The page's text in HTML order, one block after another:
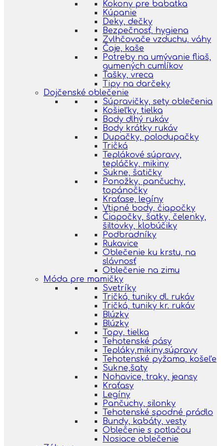
Kokony pre babatka
Kúpanie
Deky, dečky
Bezpečnosť, hygiena
Zvlhčovače vzduchu, váhy
Čaje, kaše
Potreby na umývanie fliaš,
gumených cumlíkov
Tašky, vreca
Tipy na darčeky
Dojčenské oblečenie
Súpravičky, sety oblečenia
Košieľky, tielka
Body dlhý rukáv
Body krátky rukáv
Dupačky, polodupačky
Tričká
Teplákové súpravy,
tepláčky, mikiny
Sukne, šatičky
Ponožky, pančuchy,
topánočky
Kraťase, legíny
Vtipné body, čiapočky
Čiapočky, šatky, čelenky,
šiltovky, klobúčiky
Podbradníky
Rukavice
Oblečenie ku krstu, na
slávnosť
Oblečenie na zimu
Móda pre mamičky
Svetríky
Tričká, tuniky dl. rukáv
Tričká, tuniky kr. rukáv
Blúzky
Blúzky
Topy, tielka
Tehotenské pásy
Tepláky,mikiny,súpravy
Tehotenské pyžama, košeľe
Sukne,šaty
Nohavice, traky, jeansy
Kraťasy
Legíny
Pančuchy, silonky
Tehotenské spodné prádlo
Bundy, kabáty, vesty
Oblečenie s potlačou
Nosiace oblečenie